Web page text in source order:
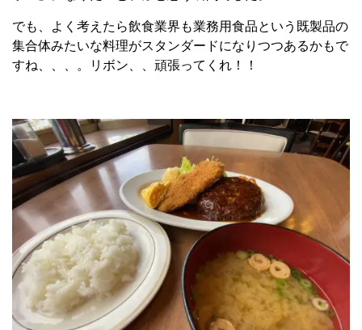
でも、よく考えたら飲食業界も業務用食品という既製品の
集合体みたいな料理がスタンダードになりつつあるかもで
すね、、、。リボン、、頑張ってくれ！！